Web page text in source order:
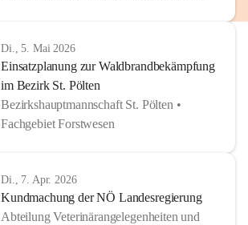
Di., 5. Mai 2026
Einsatzplanung zur Waldbrandbekämpfung
im Bezirk St. Pölten
Bezirkshauptmannschaft St. Pölten •
Fachgebiet Forstwesen
Di., 7. Apr. 2026
Kundmachung der NÖ Landesregierung
Abteilung Veterinärangelegenheiten und